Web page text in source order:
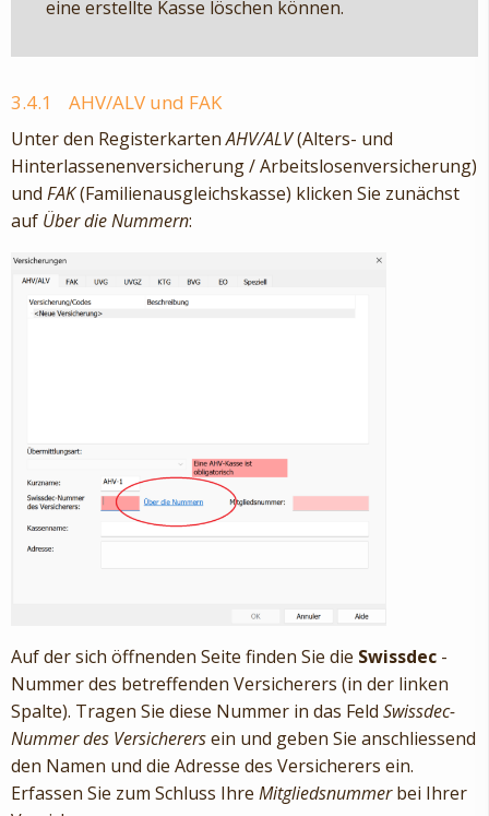
eine erstellte Kasse löschen können.
3.4.1 AHV/ALV und FAK
Unter den RegisterkartenAHV/ALV(Alters- und
Hinterlassenenversicherung / Arbeitslosenversicherung)
und FAK(Familienausgleichskasse) klicken Sie zunächst
auf Über die Nummern:
Auf der sich öffnenden Seite finden Sie die Swissdec -
Nummer des betreffenden Versicherers (in der linken
Spalte). Tragen Sie diese Nummer in das Feld Swissdec-
Nummer des Versicherersein und geben Sie anschliessend
den Namen und die Adresse des Versicherers ein.
Erfassen Sie zum Schluss Ihre Mitgliedsnummerbei Ihrer